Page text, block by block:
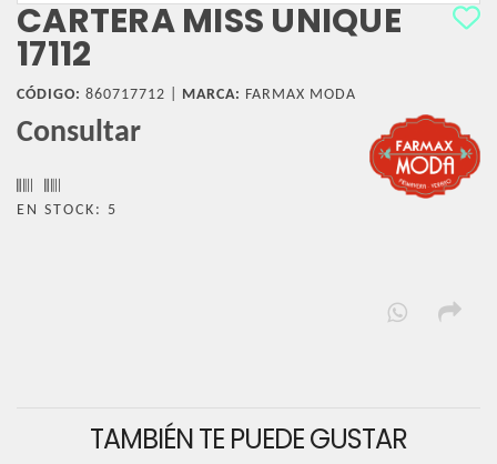
CARTERA MISS UNIQUE
17112
CÓDIGO: 860717712 | MARCA: FARMAX MODA
Consultar
EN STOCK: 5
TAMBIÉN TE PUEDE GUSTAR